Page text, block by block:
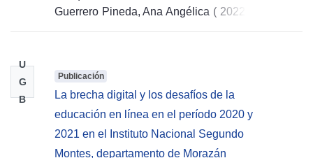
Guerrero Pineda, Ana Angélica ( 2022-09-
U
G
B
Publicación
La brecha digital y los desafíos de la
educación en línea en el período 2020 y
2021 en el Instituto Nacional Segundo
Montes, departamento de Morazán